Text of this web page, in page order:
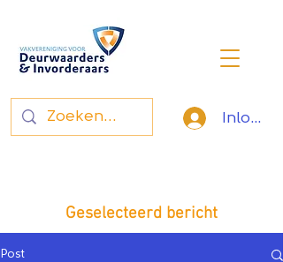
Inloggen
Geselecteerd bericht
Post